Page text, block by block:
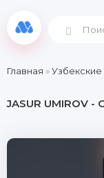
Главная »Узбекские
JASUR UMIROV -